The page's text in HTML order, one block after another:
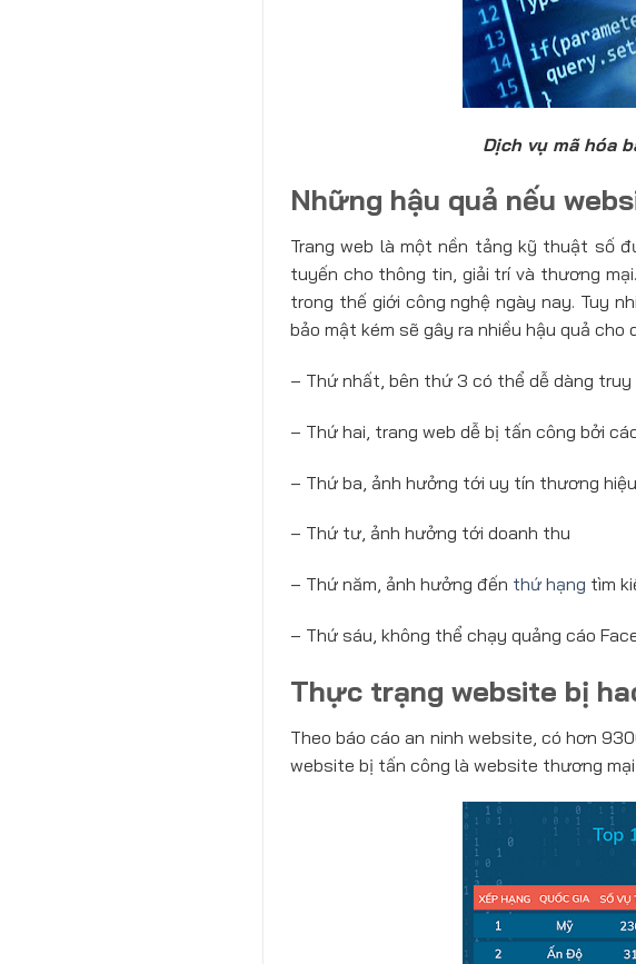
Dịch vụ mã hóa
Những hậu quả nếu
Trang web là một nền tảng kỹ thuật số
tuyến cho thông tin, giải trí và thương
trong thế giới công nghệ ngày nay. Tuy
bảo mật kém sẽ gây ra nhiều hậu quả cho
– Thứ nhất, bên thứ 3 có thể dễ dàng
– Thứ hai, trang web dễ bị tấn công bởi
– Thứ ba, ảnh hưởng tới uy tín thương hiệu
– Thứ tư, ảnh hưởng tới doanh thu
– Thứ năm, ảnh hưởng đến thứ hạng tìm
– Thứ sáu, không thể chạy quảng cáo
Thực trạng website bị
Theo báo cáo an ninh website, có hơn
website bị tấn công là website thương